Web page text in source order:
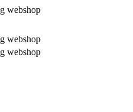
webshop
webshop
webshop